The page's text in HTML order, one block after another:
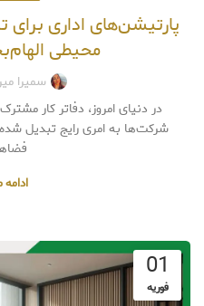
پارتیشن‌های اداری
محیطی
سمیرا
در دنیای امروز، دفاتر کار
شرکت‌ها به امری رایج تبدیل
01
فوریه